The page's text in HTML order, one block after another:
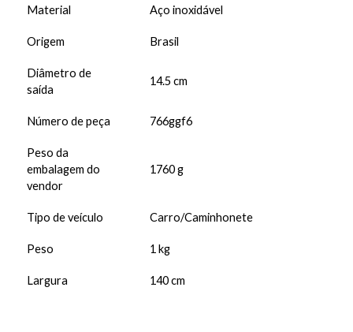
Material Aço inoxidável
Origem Brasil
Diâmetro de
saída
14.5 cm
Número de peça 766ggf6
Peso da
embalagem do
vendor
1760 g
Tipo de veículo Carro/Caminhonete
Peso 1 kg
Largura 140 cm